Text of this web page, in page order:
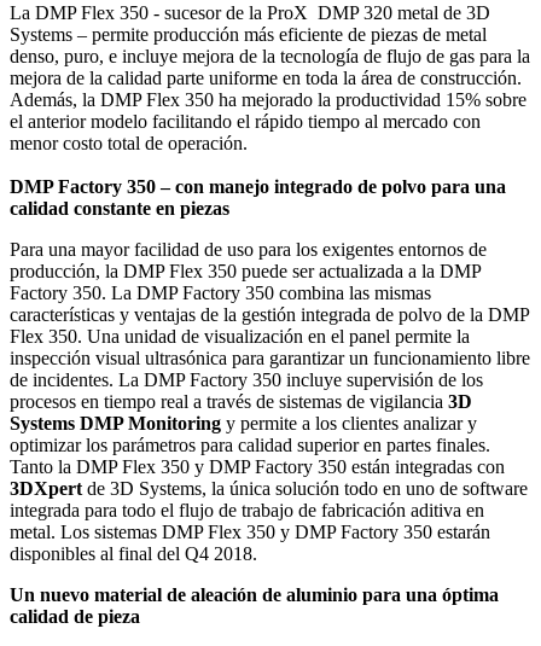
La DMP Flex 350 - sucesor de la ProX DMP 320 metal de 3D
Systems – permite producción más eficiente de piezas de metal
denso, puro, e incluye mejora de la tecnología de flujo de gas para la
mejora de la calidad parte uniforme en toda la área de construcción.
Además, la DMP Flex 350 ha mejorado la productividad 15% sobre
el anterior modelo facilitando el rápido tiempo al mercado con
menor costo total de operación.
DMP Factory 350 – con manejo integrado de polvo para una
calidad constante en piezas
Para una mayor facilidad de uso para los exigentes entornos de
producción, la DMP Flex 350 puede ser actualizada a la DMP
Factory 350. La DMP Factory 350 combina las mismas
características y ventajas de la gestión integrada de polvo de la DMP
Flex 350. Una unidad de visualización en el panel permite la
inspección visual ultrasónica para garantizar un funcionamiento libre
de incidentes. La DMP Factory 350 incluye supervisión de los
procesos en tiempo real a través de sistemas de vigilancia 3D
Systems DMP Monitoring y permite a los clientes analizar y
optimizar los parámetros para calidad superior en partes finales.
Tanto la DMP Flex 350 y DMP Factory 350 están integradas con
3DXpert de 3D Systems, la única solución todo en uno de software
integrada para todo el flujo de trabajo de fabricación aditiva en
metal. Los sistemas DMP Flex 350 y DMP Factory 350 estarán
disponibles al final del Q4 2018.
Un nuevo material de aleación de aluminio para una óptima
calidad de pieza